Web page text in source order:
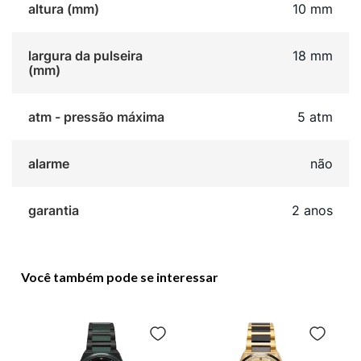
altura (mm) 10 mm
largura da pulseira
(mm)
18 mm
atm - pressão máxima 5 atm
alarme não
garantia 2 anos
Você também pode se interessar